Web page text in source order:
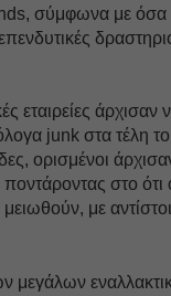
σύμφωνα με όσα
εταιρείες άρχισαν
junk στα τέλη
ορισμένοι
στο ότι
με
μεγάλων